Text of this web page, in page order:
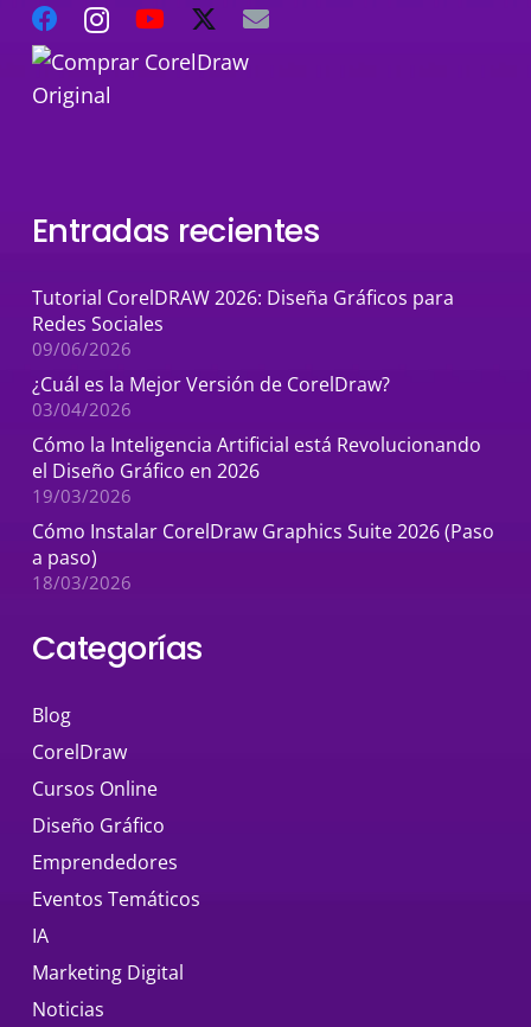
Entradas recientes
Tutorial CorelDRAW 2026: Diseña Gráficos para
Redes Sociales
09/06/2026
¿Cuál es la Mejor Versión de CorelDraw?
03/04/2026
Cómo la Inteligencia Artificial está Revolucionando
el Diseño Gráfico en 2026
19/03/2026
Cómo Instalar CorelDraw Graphics Suite 2026 (Paso
a paso)
18/03/2026
Categorías
Blog
CorelDraw
Cursos Online
Diseño Gráfico
Emprendedores
Eventos Temáticos
IA
Marketing Digital
Noticias